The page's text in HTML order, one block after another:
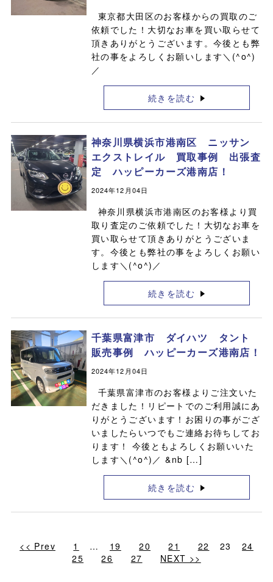
東京都大田区のお客様からの買取のご
依頼でした！大切なお車を買い取らせて
頂きありがとうございます。今後とも弊
社の事をよろしくお願いします＼(^o^)
／
続きを読む
神奈川県横浜市港南区 ニッサン
エクストレイル 買取事例 出張査
定 ハッピーカーズ港南店！
2024年12月04日
神奈川県横浜市港南区のお客様より買
取り査定のご依頼でした！大切なお車を
買い取らせて頂きありがとうございま
す。今後とも弊社の事をよろしくお願い
します＼(^o^)／
続きを読む
千葉県富津市 ダイハツ タント
販売事例 ハッピーカーズ港南店！
2024年12月04日
千葉県富津市のお客様よりご注文いた
だきました！リピートでのご利用誠にあ
りがとうございます！お困りの事がござ
いましたらいつでもご連絡お待ちしてお
ります！ 今後ともよろしくお願いいた
します＼(^o^)／ &nb […]
続きを読む
<< Prev 1 … 19 20 21 22 23
24
25
26 27 NEXT >>